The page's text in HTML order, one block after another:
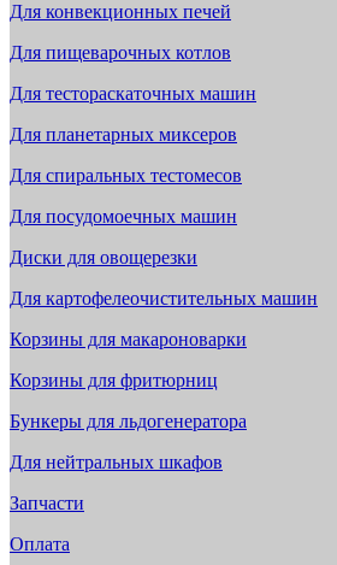
Для конвекционных печей
Для пищеварочных котлов
Для тестораскаточных машин
Для планетарных миксеров
Для спиральных тестомесов
Для посудомоечных машин
Диски для овощерезки
Для картофелеочистительных машин
Корзины для макароноварки
Корзины для фритюрниц
Бункеры для льдогенератора
Для нейтральных шкафов
Запчасти
Оплата